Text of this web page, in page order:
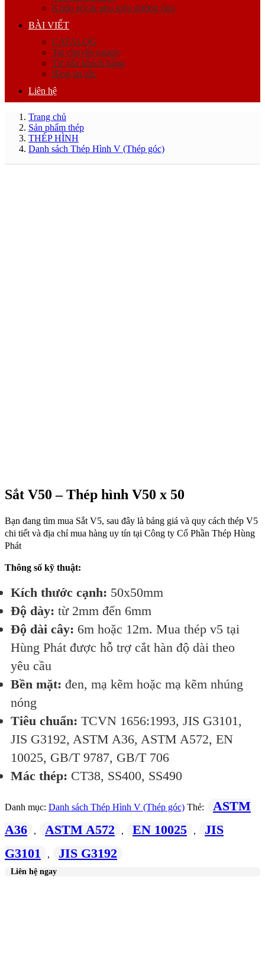
Khớp nối & phụ kiện đường ống
BÀI VIẾT
CATALOG
Tin chuyên ngành
Tư vấn khách hàng
Blog tin tức
Liên hệ
Trang chủ
Sản phẩm thép
THÉP HÌNH
Danh sách Thép Hình V (Thép góc)
Sắt V50 – Thép hình V50 x 50
Bạn đang tìm mua Sắt V5, sau đây là bảng giá và quy cách thép V5
chi tiết và địa chỉ mua hàng uy tín tại Công ty Cổ Phần Thép Hùng
Phát
Thông số kỹ thuật:
Kích thước cạnh: 50x50mm
Độ dày: từ 2mm đến 6mm
Độ dài cây: 6m hoặc 12m. Mua thép v5 tại
Hùng Phát được hỗ trợ cắt hàn độ dài theo
yêu cầu
Bền mặt: đen, mạ kẽm hoặc mạ kẽm nhúng
nóng
Tiêu chuẩn: TCVN 1656:1993, JIS G3101,
JIS G3192, ASTM A36, ASTM A572, EN
10025, GB/T 9787, GB/T 706
Mác thép: CT38, SS400, SS490
Danh mục: Danh sách Thép Hình V (Thép góc) Thẻ:
ASTM
A36
, ASTM A572 , EN 10025 ,
JIS
G3101
, JIS G3192
Liên hệ ngay